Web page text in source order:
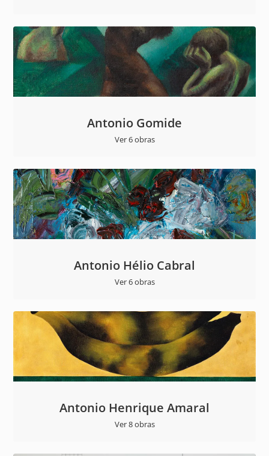
Antonio Gomide
Ver 6 obras
Antonio Hélio Cabral
Ver 6 obras
Antonio Henrique Amaral
Ver 8 obras